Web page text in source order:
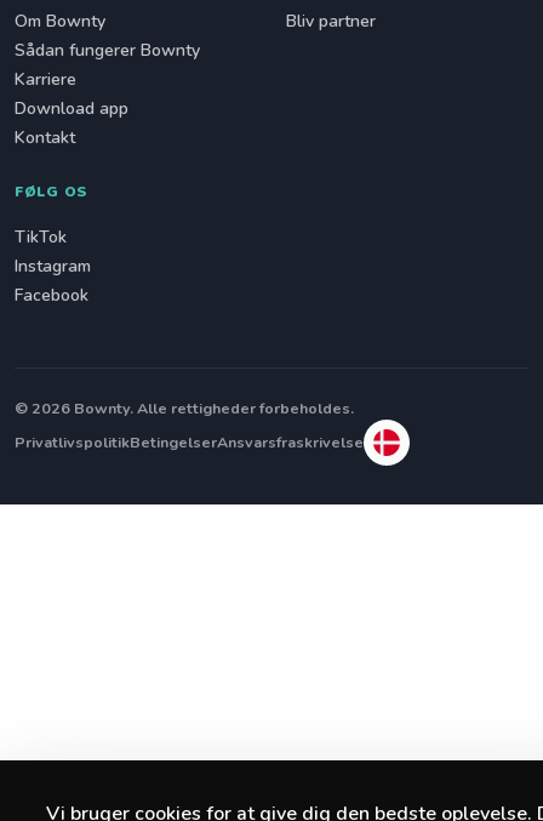
Vi bruger cookies for at give dig den bedste oplevelse.
Om Bownty
Sådan fungerer Bownty
Karriere
Download app
Kontakt
Bliv partner
FØLG OS
TikTok
Instagram
Facebook
© 2026 Bownty. Alle rettigheder forbeholdes.
PrivatlivspolitikBetingelserAnsvarsfraskrivelse